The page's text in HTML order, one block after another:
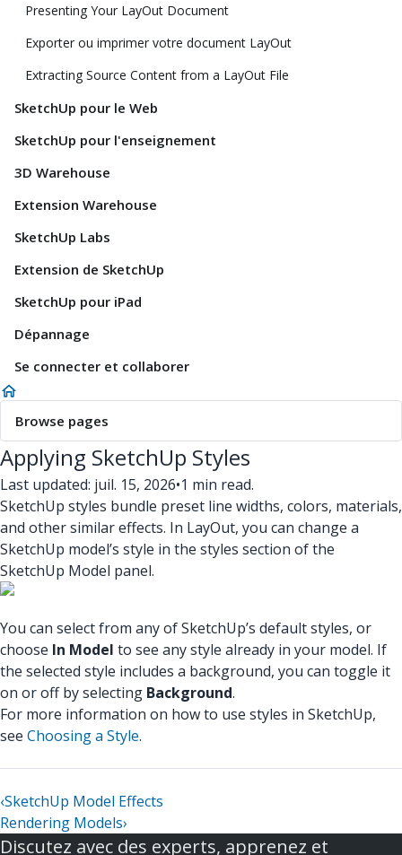
Presenting Your LayOut Document
Exporter ou imprimer votre document LayOut
Extracting Source Content from a LayOut File
SketchUp pour le Web
SketchUp pour l'enseignement
3D Warehouse
Extension Warehouse
SketchUp Labs
Extension de SketchUp
SketchUp pour iPad
Dépannage
Se connecter et collaborer
Browse pages
Applying SketchUp Styles
Last updated: juil. 15, 2026•1 min read.
SketchUp styles bundle preset line widths, colors, materials,
and other similar effects. In LayOut, you can change a
SketchUp model’s style in the styles section of the
SketchUp Model panel.
You can select from any of SketchUp’s default styles, or
choose In Model to see any style already in your model. If
the selected style includes a background, you can toggle it
on or off by selecting Background.
For more information on how to use styles in SketchUp,
see Choosing a Style.
‹SketchUp Model Effects
Rendering Models›
Discutez avec des experts, apprenez et